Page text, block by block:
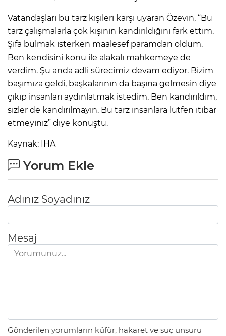
Vatandaşları bu tarz kişileri karşı uyaran Özevin, “Bu
tarz çalışmalarla çok kişinin kandırıldığını fark ettim.
Şifa bulmak isterken maalesef paramdan oldum.
Ben kendisini konu ile alakalı mahkemeye de
verdim. Şu anda adli sürecimiz devam ediyor. Bizim
başımıza geldi, başkalarının da başına gelmesin diye
çıkıp insanları aydınlatmak istedim. Ben kandırıldım,
sizler de kandırılmayın. Bu tarz insanlara lütfen itibar
etmeyiniz” diye konuştu.
Kaynak: İHA
Yorum Ekle
Adınız Soyadınız
Mesaj
Gönderilen yorumların küfür, hakaret ve suç unsuru